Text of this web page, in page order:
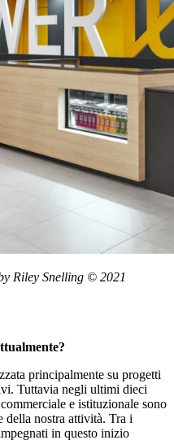
Riley Snelling © 2021
principalmente su progetti
Tuttavia negli ultimi dieci
e istituzionale sono
nostra attività. Tra i
in questo inizio